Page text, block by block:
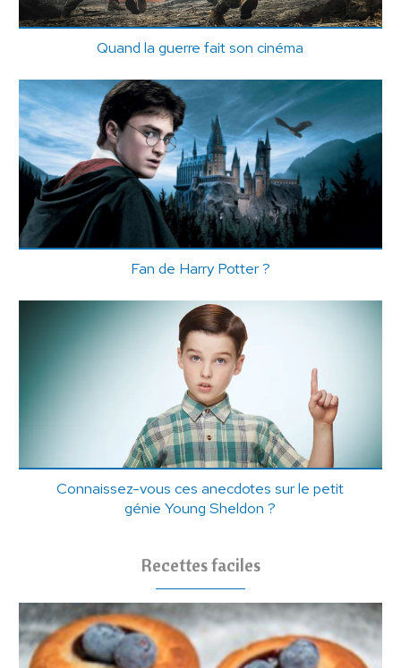
Quand la guerre fait son cinéma
Fan de Harry Potter ?
Connaissez-vous ces anecdotes sur le petit
génie Young Sheldon ?
Recettes faciles